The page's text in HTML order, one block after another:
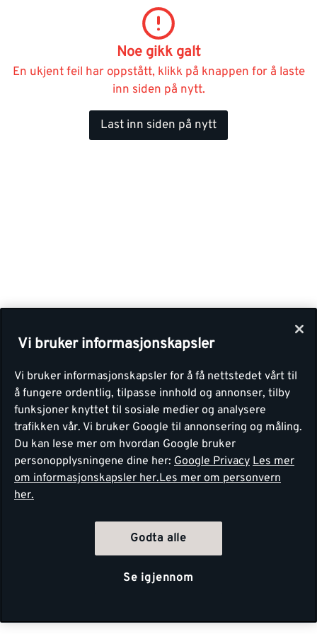
Noe gikk galt
En ukjent feil har oppstått, klikk på knappen for å laste
inn siden på nytt.
Last inn siden på nytt
Vi bruker informasjonskapsler
Vi bruker informasjonskapsler for å få nettstedet vårt til
å fungere ordentlig, tilpasse innhold og annonser, tilby
funksjoner knyttet til sosiale medier og analysere
trafikken vår. Vi bruker Google til annonsering og måling.
Du kan lese mer om hvordan Google bruker
personopplysningene dine her: Google Privacy Les mer
om informasjonskapsler her.Les mer om personvern
her.
Godta alle
Se igjennom